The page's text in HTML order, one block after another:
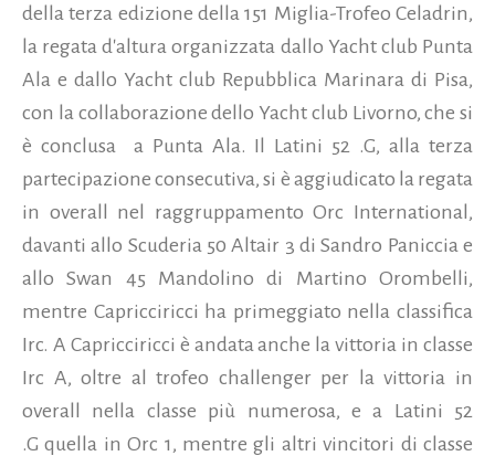
della terza edizione della 151 Miglia-Trofeo Celadrin,
la regata d'altura organizzata dallo Yacht club Punta
Ala e dallo Yacht club Repubblica Marinara di Pisa,
con la collaborazione dello Yacht club Livorno, che si
è conclusa a Punta Ala. Il Latini 52 .G, alla terza
partecipazione consecutiva, si è aggiudicato la regata
in overall nel raggruppamento Orc International,
davanti allo Scuderia 50 Altair 3 di Sandro Paniccia e
allo Swan 45 Mandolino di Martino Orombelli,
mentre Capricciricci ha primeggiato nella classifica
Irc. A Capricciricci è andata anche la vittoria in classe
Irc A, oltre al trofeo challenger per la vittoria in
overall nella classe più numerosa, e a Latini 52
.G quella in Orc 1, mentre gli altri vincitori di classe